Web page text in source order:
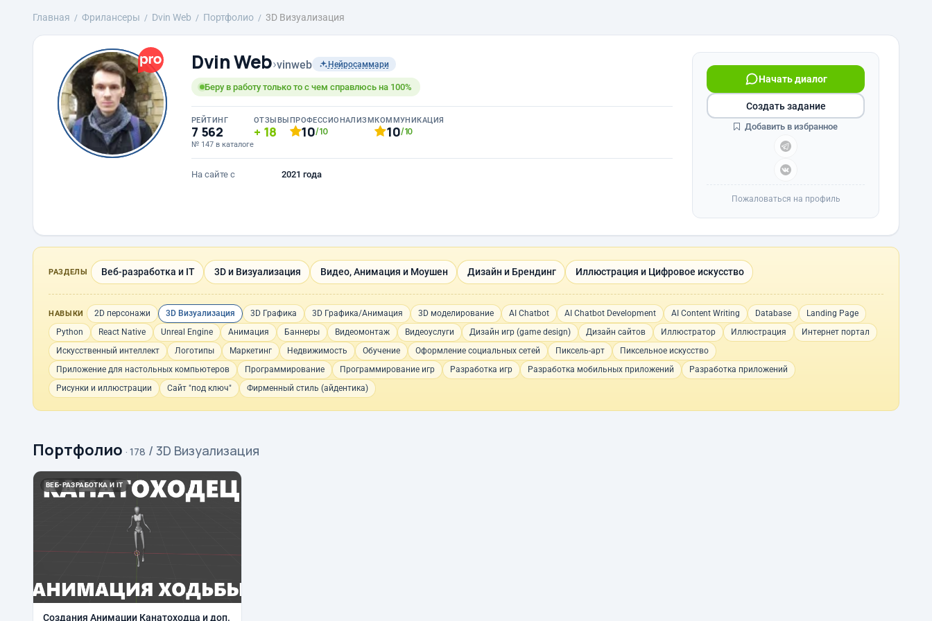
Главная Фрилансеры Dvin Web Портфолио 3D Визуализация
Dvin Web›vinweb Нейросаммари
Беру в работу только то с чем справлюсь на 100%
РЕЙТИНГ
7 562
№ 147 в каталоге
ОТЗЫВЫ
18
ПРОФЕССИОНАЛИЗМ
10/10
КОММУНИКАЦИЯ
10/10
На сайте с 2021 года
Начать диалог
Создать задание
Добавить в избранное
Пожаловаться на профиль
РАЗДЕЛЫ Веб-разработка и IT 3D и Визуализация Видео, Анимация и Моушен Дизайн и Брендинг Иллюстрация и Цифровое искусство
НАВЫКИ 2D персонажи 3D Визуализация 3D Графика 3D Графика/Анимация 3D моделирование AI Chatbot AI Chatbot Development AI Content Writing Database
Landing Page
Python
React Native Unreal Engine Анимация Баннеры Видеомонтаж Видеоуслуги Дизайн игр (game design) Дизайн сайтов Иллюстратор Иллюстрация
Интернет портал
Искусственный интеллект
Логотипы Маркетинг Недвижимость Обучение Оформление социальных сетей Пиксель-арт
Пиксельное искусство
Приложение для настольных компьютеров
Программирование Программирование игр Разработка игр Разработка мобильных приложений
Разработка приложений
Рисунки и иллюстрации
Сайт "под ключ" Фирменный стиль (айдентика)
Портфолио · 178 / 3D Визуализация
ВЕБ-РАЗРАБОТКА И IT
Создания Анимации Канатоходца и доп.